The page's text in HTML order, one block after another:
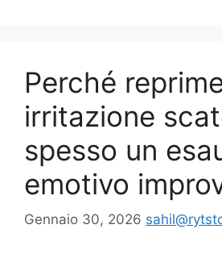
Perché
irritazione
spesso un
emotivo
Gennaio 30, 2026